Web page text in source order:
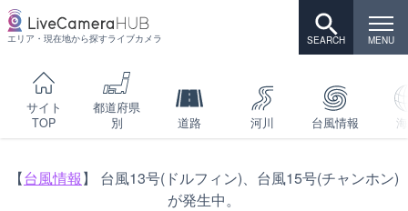
エリア・現在地から探すライブカメラ
サイト
TOP
都道府県
別
道路 河川 台風情報
【台風情報】 台風13号(ドルフィン)、台風15号(チャンホン)
が発生中。